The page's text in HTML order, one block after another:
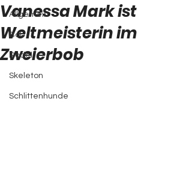
Allgemein
Bob
Rodel
Skeleton
Schlittenhunde
Vanessa Mark ist
Weltmeisterin im
Zweierbob